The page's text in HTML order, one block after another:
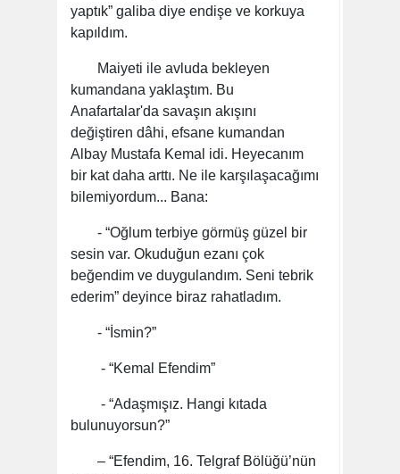
yaptık” galiba diye endişe ve korkuya
kapıldım.
Maiyeti ile avluda bekleyen
kumandana yaklaştım. Bu
Anafartalar'da savaşın akışını
değiştiren dâhi, efsane kumandan
Albay Mustafa Kemal idi. Heyecanım
bir kat daha arttı. Ne ile karşılaşacağımı
bilemiyordum... Bana:
- “Oğlum terbiye görmüş güzel bir
sesin var. Okuduğun ezanı çok
beğendim ve duygulandım. Seni tebrik
ederim” deyince biraz rahatladım.
- “İsmin?”
- “Kemal Efendim”
- “Adaşmışız. Hangi kıtada
bulunuyorsun?”
– “Efendim, 16. Telgraf Bölüğü’nün